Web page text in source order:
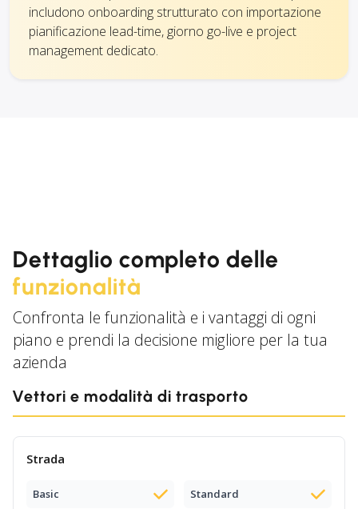
includono onboarding strutturato con importazione
pianificazione lead-time, giorno go-live e project
management dedicato.
Dettaglio completo delle
funzionalità
Confronta le funzionalità e i vantaggi di ogni
piano e prendi la decisione migliore per la tua
azienda
Vettori e modalità di trasporto
Strada
Basic Standard